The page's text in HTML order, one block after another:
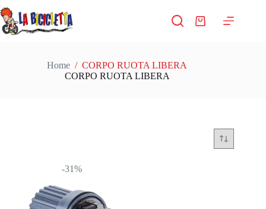
al
contenuto
Carrello
Home / CORPO RUOTA LIBERA
CORPO RUOTA LIBERA
-31%